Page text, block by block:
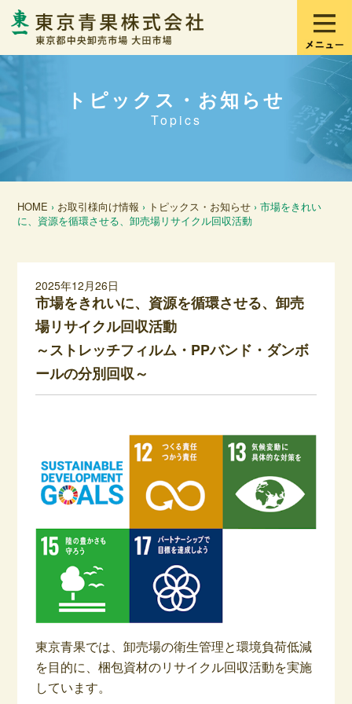
トピックス・お知らせ
Topics
HOME › お取引様向け情報 › トピックス・お知らせ › 市場をきれい
に、資源を循環させる、卸売場リサイクル回収活動
2025年12月26日
市場をきれいに、資源を循環させる、卸売
場リサイクル回収活動
～ストレッチフィルム・PPバンド・ダンボ
ールの分別回収～
東京青果では、卸売場の衛生管理と環境負荷低減
を目的に、梱包資材のリサイクル回収活動を実施
しています。